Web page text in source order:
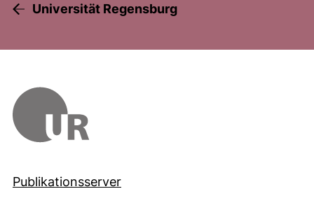
Universität Regensburg
Publikationsserver